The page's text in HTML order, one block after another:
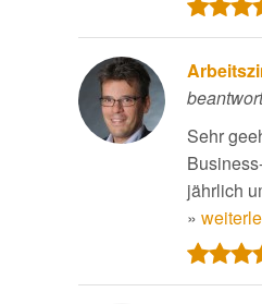
Sehr
jährlich
»